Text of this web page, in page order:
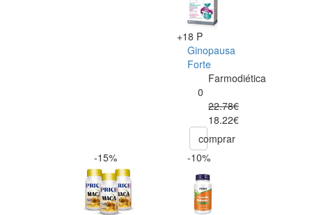
+18 P
Ginopausa
Forte
Farmodiética
0
22.78€
18.22€
comprar
-15%
-10%